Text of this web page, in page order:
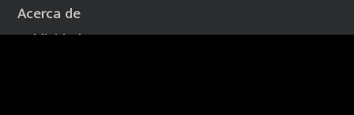
Acerca de
Publicidad